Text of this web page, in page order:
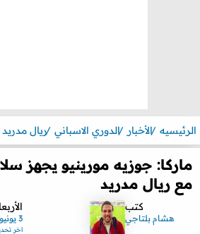
الرئيسيه الأخبار الدوري الاسباني ريال مدريد
ماركا: جوزيه مورينيو يجهز
مع ريال مدريد
كتب
هشام بلتاجي 3 يونيو 2026 ,5:36 م
اخر